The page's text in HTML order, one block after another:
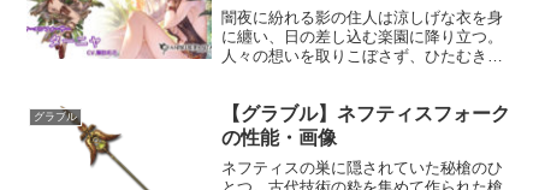
闇夜に紛れる影の住人は涼しげな衣を身
に纏い、日の差し込む楽園に降り立つ。
人々の想いを取りこぼさず、ひたむきに
ール年齢：21歳身長：171cm種族：ヒュ
ーマン趣味：ナイフ...
グラブル
【グラブル】ネフティスフォーク
の性能・画像
ネフティスの巣に隠されていた秘槍のひ